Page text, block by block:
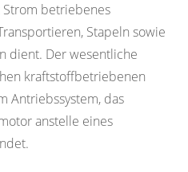
betriebenes
Stapeln sowie
dient. Der wesentliche
kraftstoffbetriebenen
Antriebssystem, das
anstelle eines